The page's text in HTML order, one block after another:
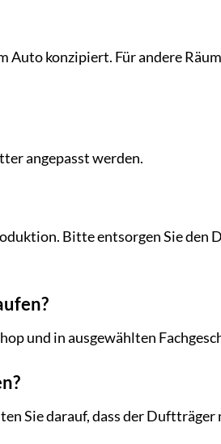
konzipiert. Für andere
angepasst werden.
Bitte entsorgen Sie den
und in ausgewählten
Sie darauf, dass der